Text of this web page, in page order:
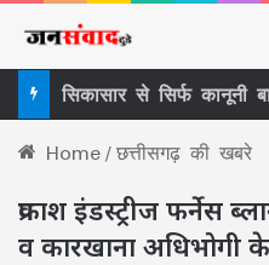
Home/छत्तीसगढ़ की खबरे
प्रकाश इंडस्ट्रीज फर्नेस
व कारखाना अधिभोगी